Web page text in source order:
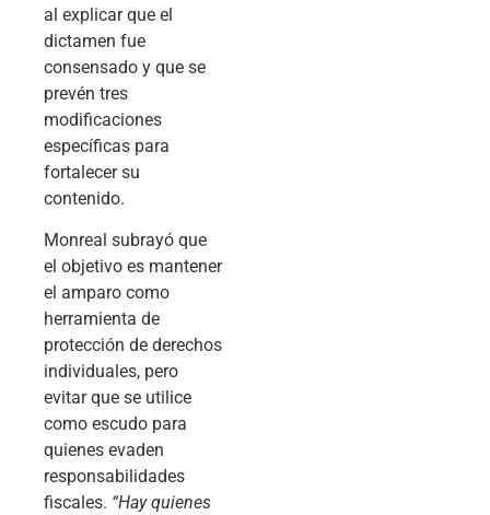
al explicar que el
dictamen fue
consensado y que se
prevén tres
modificaciones
específicas para
fortalecer su
contenido.
Monreal subrayó que
el objetivo es mantener
el amparo como
herramienta de
protección de derechos
individuales, pero
evitar que se utilice
como escudo para
quienes evaden
responsabilidades
fiscales. “Hay quienes